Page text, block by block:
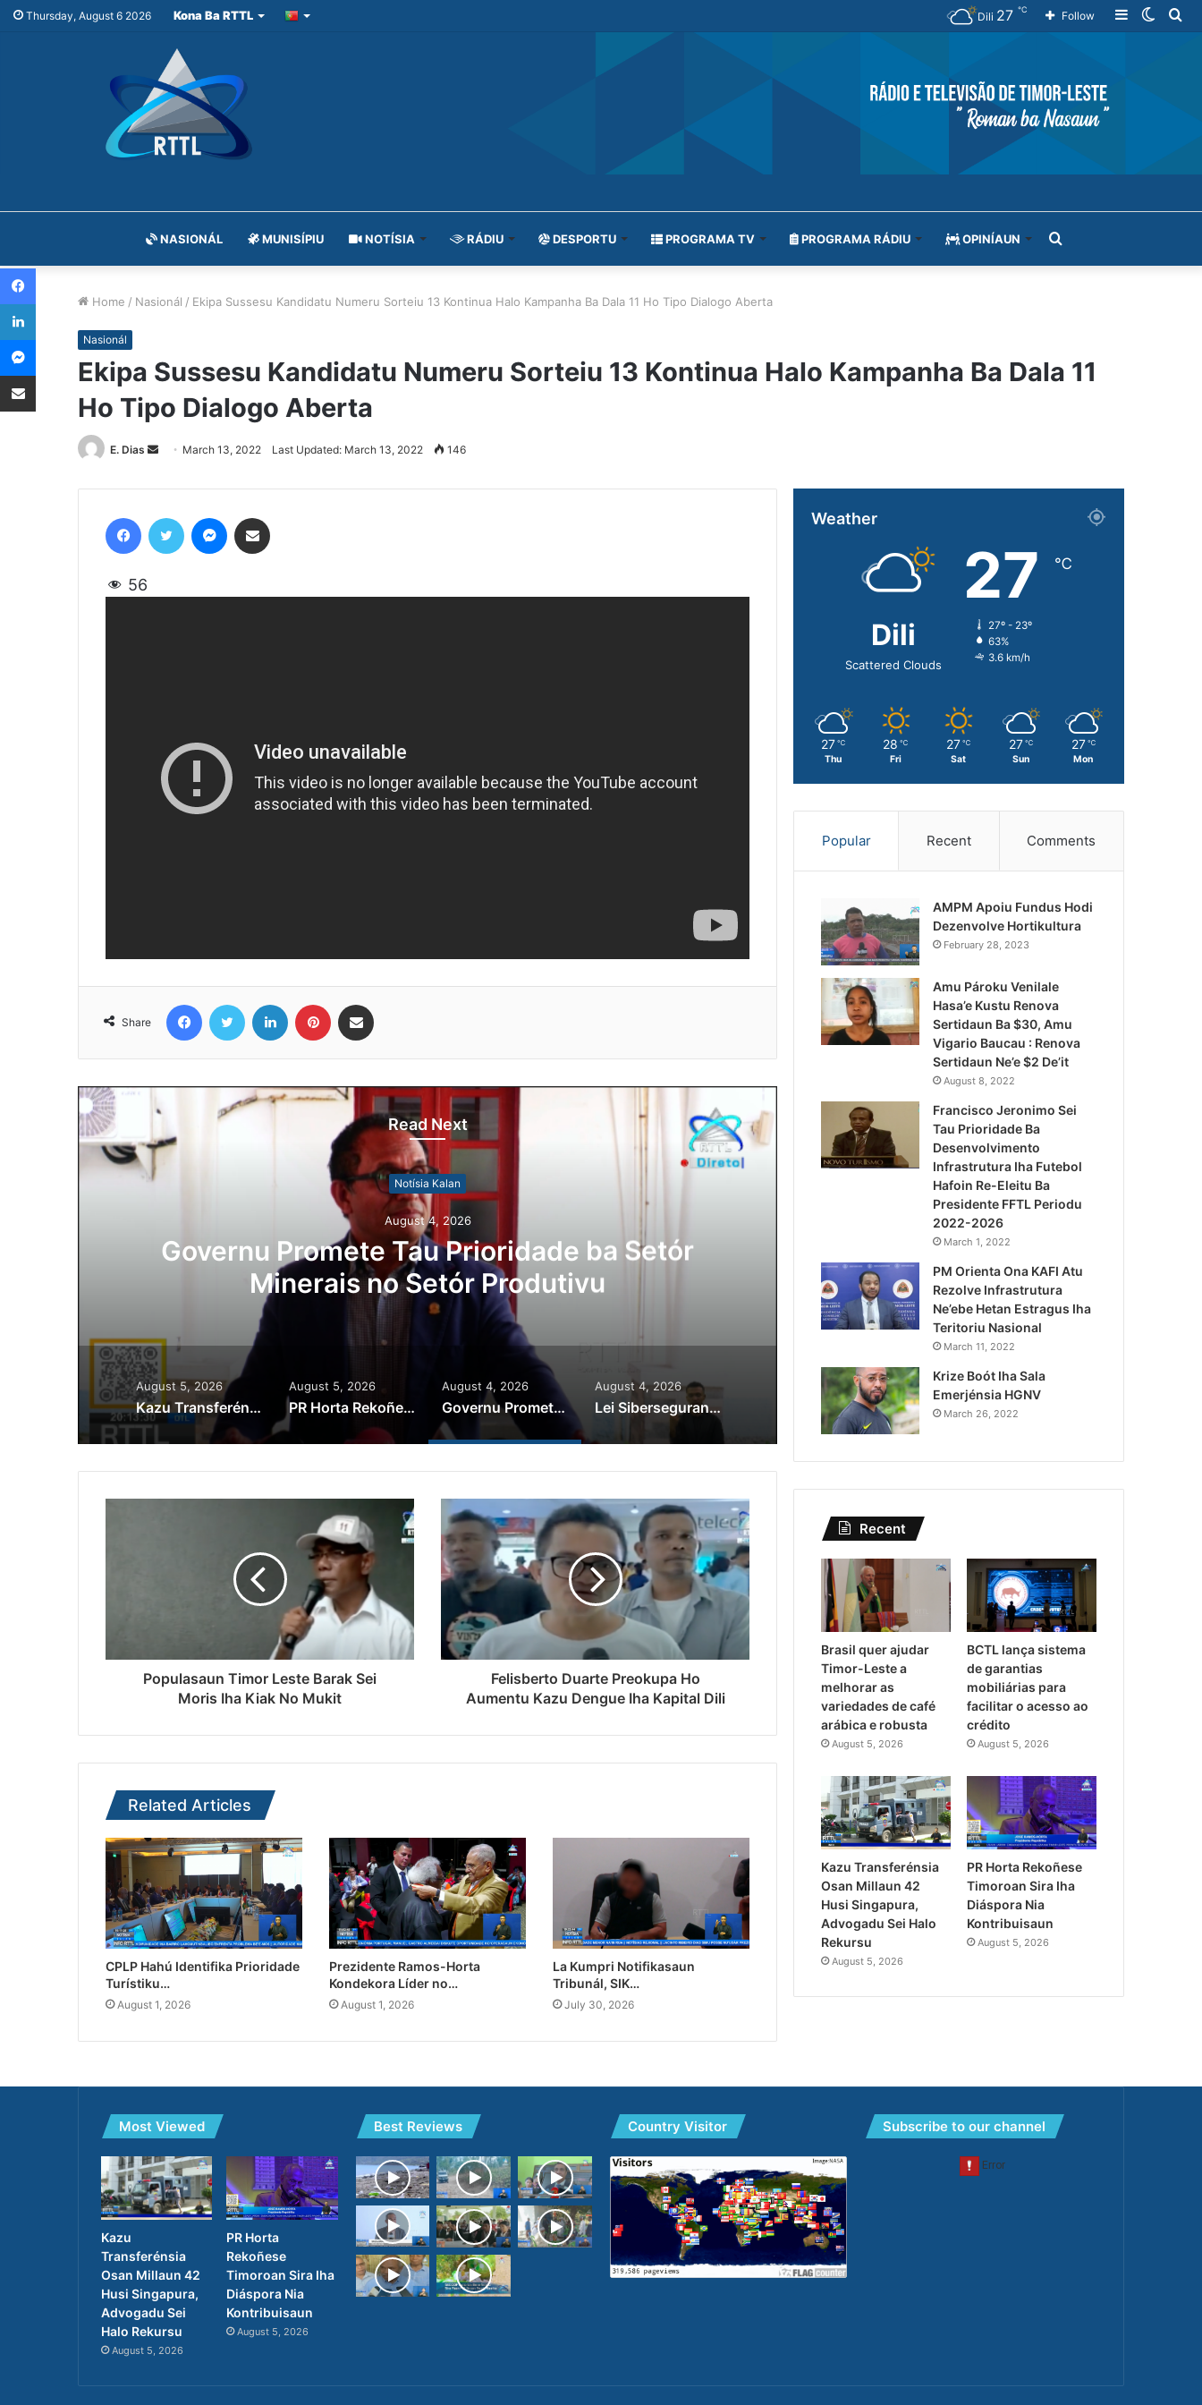
Thursday, August 6 2026 Kona Ba RTTL
Switch
Sidebar
Follow
Dili 27 ℃
NASIONÁL MUNISÍPIU NOTÍSIA RÁDIU DESPORTU PROGRAMA TV PROGRAMA RÁDIU OPINÍAUN
Home / Nasionál / Ekipa Sussesu Kandidatu Numeru Sorteiu 13 Kontinua Halo Kampanha Ba Dala 11 Ho Tipo Dialogo Aberta
Nasionál
Ekipa Sussesu Kandidatu Numeru Sorteiu 13 Kontinua Halo Kampanha Ba Dala 11
Ho Tipo Dialogo Aberta
E. Dias
Send
email
March 13, 2022 Last Updated: March 13, 2022 146
56
Share
Read Next
Notísia Kalan
August 4, 2026
Governu Promete Tau Prioridade ba Setór
Minerais no Setór Produtivu
Lei Siberseguransa Ajuda
Kaptura Autór Kriminozu
Estranjeiru
August 5, 2026
Kazu Transferénsia Osan Millaun 42 Husi Singapura, Advogadu Sei Halo Rekursu
August 5, 2026
PR Horta Rekoñese Timoroan Sira Iha Diáspora Nia Kontribuisaun
August 4, 2026
Governu Promete Tau Prioridade ba Setór Minerais no Setór Produtivu
August 4, 2026
Lei Siberseguransa Ajuda Autoridade Polisiál Kaptura Autór Kriminozu ho Paradeiru Iha Estranjeiru
Populasaun Timor Leste Barak Sei
Moris Iha Kiak No Mukit
Felisberto Duarte Preokupa Ho
Aumentu Kazu Dengue Iha Kapital Dili
Related Articles
CPLP Hahú Identifika Prioridade
Turístiku…
August 1, 2026
Prezidente Ramos-Horta
Kondekora Líder no…
August 1, 2026
La Kumpri Notifikasaun
Tribunál, SIK…
July 30, 2026
Weather
Dili
Scattered Clouds
27 ℃
27º - 23º
63%
3.6 km/h
27 ℃
Thu
28 ℃
Fri
27 ℃
Sat
27 ℃
Sun
27 ℃
Mon
Popular Recent Comments
AMPM Apoiu Fundus Hodi
Dezenvolve Hortikultura
February 28, 2023
Amu Pároku Venilale
Hasa’e Kustu Renova
Sertidaun Ba $30, Amu
Vigario Baucau : Renova
Sertidaun Ne’e $2 De’it
August 8, 2022
Francisco Jeronimo Sei
Tau Prioridade Ba
Desenvolvimento
Infrastrutura Iha Futebol
Hafoin Re-Eleitu Ba
Presidente FFTL Periodu
2022-2026
March 1, 2022
PM Orienta Ona KAFI Atu
Rezolve Infrastrutura
Ne’ebe Hetan Estragus Iha
Teritoriu Nasional
March 11, 2022
Krize Boót Iha Sala
Emerjénsia HGNV
March 26, 2022
Recent
Brasil quer ajudar
Timor-Leste a
melhorar as
variedades de café
arábica e robusta
August 5, 2026
BCTL lança sistema
de garantias
mobiliárias para
facilitar o acesso ao
crédito
August 5, 2026
Kazu Transferénsia
Osan Millaun 42
Husi Singapura,
Advogadu Sei Halo
Rekursu
August 5, 2026
PR Horta Rekoñese
Timoroan Sira Iha
Diáspora Nia
Kontribuisaun
August 5, 2026
Most Viewed
Kazu
Transferénsia
Osan Millaun 42
Husi Singapura,
Advogadu Sei
Halo Rekursu
August 5, 2026
PR Horta
Rekoñese
Timoroan Sira Iha
Diáspora Nia
Kontribuisaun
August 5, 2026
Best Reviews Country Visitor Subscribe to our channel
Facebook
LinkedIn
Messenger